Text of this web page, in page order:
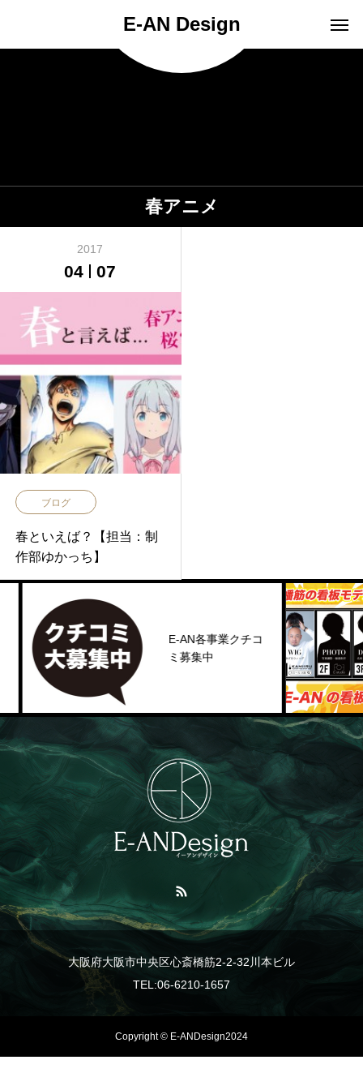
E-AN Design
春アニメ
2017
04 07
ブログ
春といえば？【担当：制
作部ゆかっち】
E-AN各事業クチコ
ミ募集中
大阪府大阪市中央区心斎橋筋2-2-32川本ビル
TEL:06-6210-1657
Copyright © E-ANDesign2024